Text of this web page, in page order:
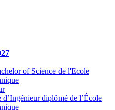
of Science de l'Ecole
diplômé de l’École